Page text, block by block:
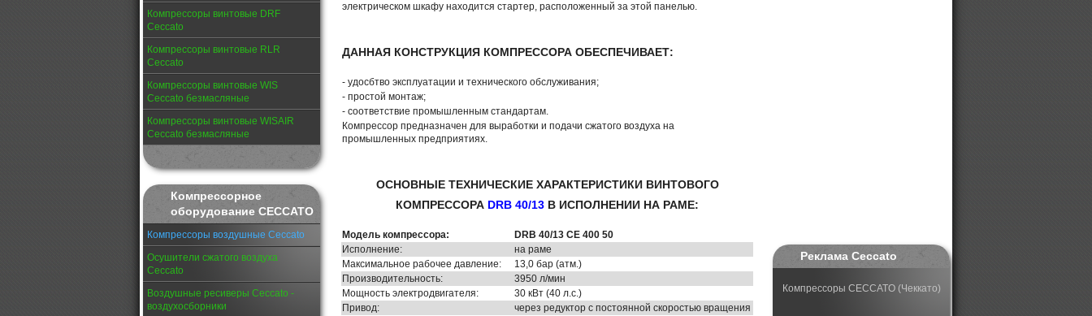
Компрессоры винтовые DRF
Ceccato
Компрессоры винтовые RLR
Ceccato
Компрессоры винтовые WIS
Ceccato безмасляные
Компрессоры винтовые WISAIR
Ceccato безмасляные
Компрессорное
оборудование CECCATO
Компрессоры воздушные Ceccato
Осушители сжатого воздуха
Ceccato
Воздушные ресиверы Ceccato -
воздухосборники
электрическом шкафу находится стартер, расположенный за этой панелью.
ДАННАЯ КОНСТРУКЦИЯ КОМПРЕССОРА ОБЕСПЕЧИВАЕТ:
- удосбтво эксплуатации и технического обслуживания;
- простой монтаж;
- соответствие промышленным стандартам.
Компрессор предназначен для выработки и подачи сжатого воздуха на
промышленных предприятиях.
ОСНОВНЫЕ ТЕХНИЧЕСКИЕ ХАРАКТЕРИСТИКИ ВИНТОВОГО
КОМПРЕССОРА DRB 40/13 В ИСПОЛНЕНИИ НА РАМЕ:
Модель компрессора:
DRB 40/13 CE 400 50
Исполнение:
на раме
Максимальное рабочее давление:
13,0 бар (атм.)
Производительность:
3950 л/мин
Мощность электродвигателя:
30 кВт (40 л.с.)
Привод:
через редуктор с постоянной скоростью вращения
Реклама Ceccato
Компрессоры CECCATO (Чеккато)